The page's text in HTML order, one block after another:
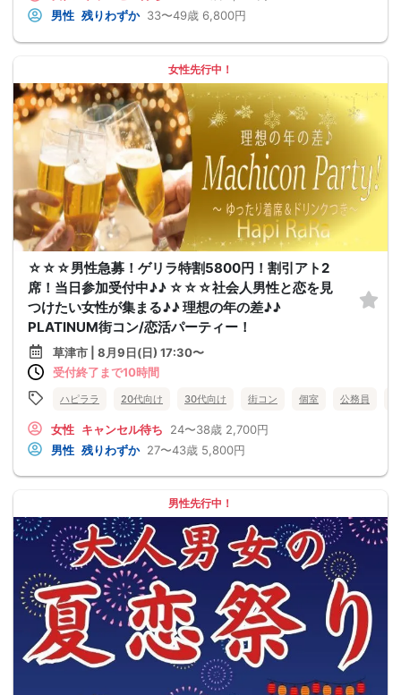
男性 残りわずか 33〜49歳 6,800円
女性先行中！
☆☆☆男性急募！ゲリラ特割5800円！割引アト2
席！当日参加受付中♪♪ ☆☆☆社会人男性と恋を見
つけたい女性が集まる♪♪ 理想の年の差♪♪
PLATINUM街コン/恋活パーティー！
草津市 | 8月9日(日) 17:30〜
受付終了まで10時間
ハピララ 20代向け 30代向け 街コン 個室 公務員
女性 キャンセル待ち 24〜38歳 2,700円
男性 残りわずか 27〜43歳 5,800円
男性先行中！